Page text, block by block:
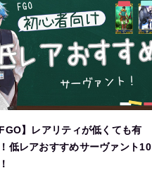
FGO】レアリティが低くても有
低レアおすすめサーヴァント10